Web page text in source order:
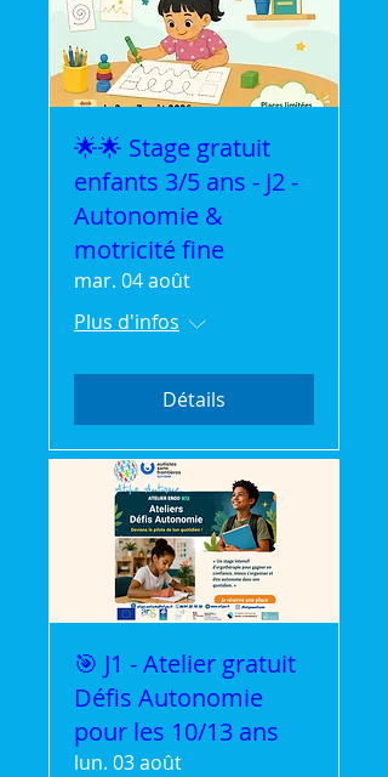
🌟🌟 Stage gratuit
enfants 3/5 ans - J2 -
Autonomie &
motricité fine
mar. 04 août
Plus d'infos
Détails
🎯 J1 - Atelier gratuit
Défis Autonomie
pour les 10/13 ans
lun. 03 août